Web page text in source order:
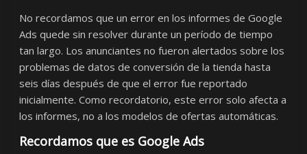
No recordamos que un error en los informes de Google
Ads quede sin resolver durante un período de tiempo
tan largo. Los anunciantes no fueron alertados sobre los
problemas de datos de conversión de la tienda hasta
seis días después de que el error fue reportado
inicialmente. Como recordatorio, este error solo afecta a
los informes, no a los modelos de ofertas automáticas.
Recordamos que es Google Ads